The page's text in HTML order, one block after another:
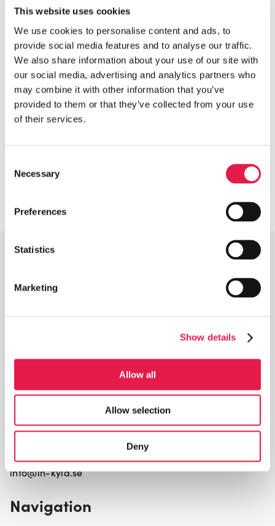
This website uses cookies
We use cookies to personalise content and ads, to
provide social media features and to analyse our traffic.
We also share information about your use of our site with
our social media, advertising and analytics partners who
may combine it with other information that you’ve
provided to them or that they’ve collected from your use
of their services.
Selection
Necessary
Preferences
Statistics
Marketing
Show details
Allow all
Allow selection
Deny
START GÄLLARYDS SKOLA
Nordbäck 10
Telefon:
E-post
info@ln-kyla.se
Navigation